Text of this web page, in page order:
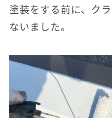
塗装をする前に、ク
ないました。